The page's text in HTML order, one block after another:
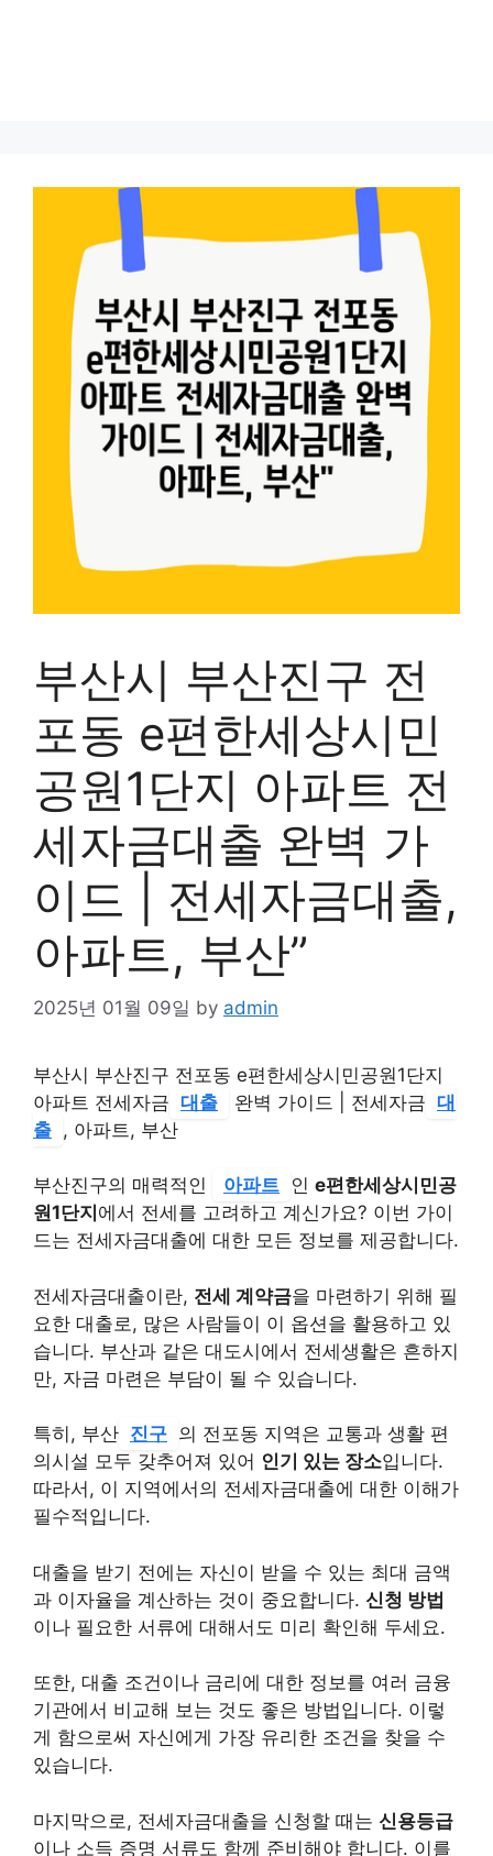
부산시 부산진구 전
포동 e편한세상시민
공원1단지 아파트 전
세자금대출 완벽 가
이드 | 전세자금대출,
아파트, 부산”
2025년 01월 09일 by admin
부산시 부산진구 전포동 e편한세상시민공원1단지
아파트 전세자금 대출 완벽 가이드 | 전세자금 대
출 , 아파트, 부산
부산진구의 매력적인 아파트 인 e편한세상시민공
원1단지 에서 전세를 고려하고 계신가요? 이번 가이
드는 전세자금대출에 대한 모든 정보를 제공합니다.
전세자금대출이란, 전세 계약금을 마련하기 위해 필
요한 대출로, 많은 사람들이 이 옵션을 활용하고 있
습니다. 부산과 같은 대도시에서 전세생활은 흔하지
만, 자금 마련은 부담이 될 수 있습니다.
특히, 부산 진구 의 전포동 지역은 교통과 생활 편
의시설 모두 갖추어져 있어 인기 있는 장소입니다.
따라서, 이 지역에서의 전세자금대출에 대한 이해가
필수적입니다.
대출을 받기 전에는 자신이 받을 수 있는 최대 금액
과 이자율을 계산하는 것이 중요합니다. 신청 방법
이나 필요한 서류에 대해서도 미리 확인해 두세요.
또한, 대출 조건이나 금리에 대한 정보를 여러 금융
기관에서 비교해 보는 것도 좋은 방법입니다. 이렇
게 함으로써 자신에게 가장 유리한 조건을 찾을 수
있습니다.
마지막으로, 전세자금대출을 신청할 때는 신용등급
이나 소득 증명 서류도 함께 준비해야 합니다. 이를